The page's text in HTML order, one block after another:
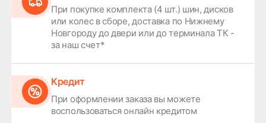
При покупке комплекта (4 шт.) шин, дисков
или колес в сборе, доставка по Нижнему
Новгороду до двери или до терминала ТК -
за наш счет*
Кредит
При оформлении заказа вы можете
воспользоваться онлайн кредитом